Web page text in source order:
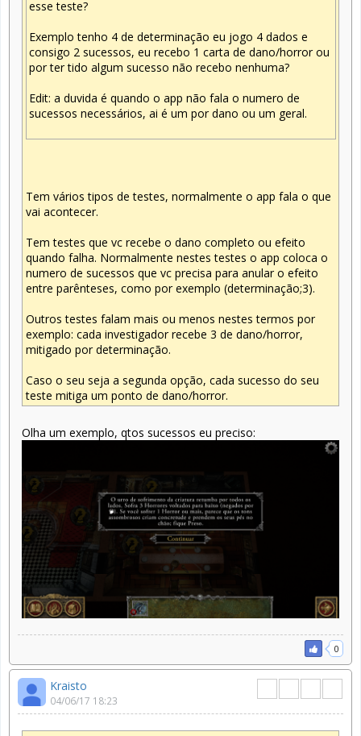
esse teste?
Exemplo tenho 4 de determinação eu jogo 4 dados e
consigo 2 sucessos, eu recebo 1 carta de dano/horror ou
por ter tido algum sucesso não recebo nenhuma?
Edit: a duvida é quando o app não fala o numero de
sucessos necessários, ai é um por dano ou um geral.
Tem vários tipos de testes, normalmente o app fala o que
vai acontecer.
Tem testes que vc recebe o dano completo ou efeito
quando falha. Normalmente nestes testes o app coloca o
numero de sucessos que vc precisa para anular o efeito
entre parênteses, como por exemplo (determinação;3).
Outros testes falam mais ou menos nestes termos por
exemplo: cada investigador recebe 3 de dano/horror,
mitigado por determinação.
Caso o seu seja a segunda opção, cada sucesso do seu
teste mitiga um ponto de dano/horror.
Olha um exemplo, qtos sucessos eu preciso:
0
Kraisto
04/06/17 18:23